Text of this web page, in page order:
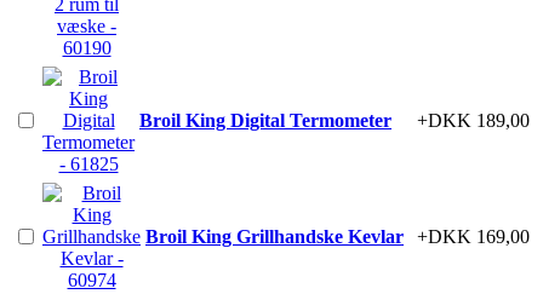
Broil King Digital Termometer +DKK 189,00
Broil King Grillhandske Kevlar +DKK 169,00